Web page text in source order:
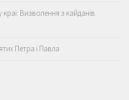
Визволення з кайданів
Петра і Павла